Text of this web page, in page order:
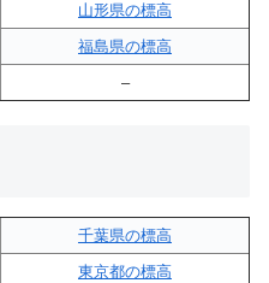
山形県の標高
福島県の標高
–
千葉県の標高
東京都の標高